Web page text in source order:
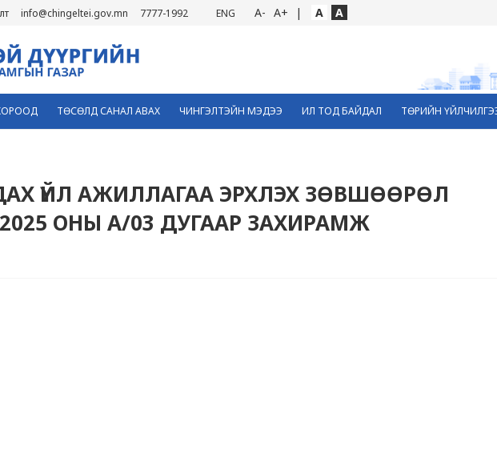
info@chingeltei.gov.mn 7777-1992 ENG A- A+ | A A
ТӨСӨЛД САНАЛ АВАХ ЧИНГЭЛТЭЙН МЭДЭЭ ИЛ ТОД БАЙДАЛ ТӨРИЙН
ҮЙЛ АЖИЛЛАГАА ЭРХЛЭХ ЗӨВШӨӨРӨЛ
ОНЫ А/03 ДУГААР ЗАХИРАМЖ